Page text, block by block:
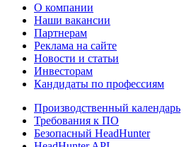
О компании
Наши вакансии
Партнерам
Реклама на сайте
Новости и статьи
Инвесторам
Кандидаты по профессиям
Производственный календарь
Требования к ПО
Безопасный HeadHunter